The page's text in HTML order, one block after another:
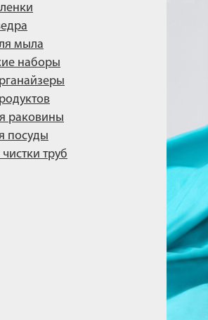
мыла
наборы
раковины
посуды
труб